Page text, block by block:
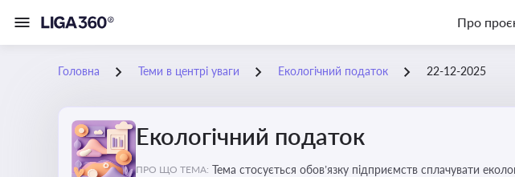
Про
Головна Теми в центрі уваги Екологічний податок 22-12-2025
Екологічний податок
ПРО ЩО ТЕМА: Тема стосується обов’язку підприємств сплачувати